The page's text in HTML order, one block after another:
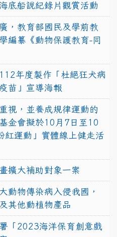
底船說紀錄片觀賞活動
，教育部國民及學前教
編纂《動物保護教育-同
年度製作「杜絕狂犬病
苗」宣導海報
視，並養成規律運動的
金會擬於10月7日至10
紅運動」實體線上健走活
擴大補助對象一案
動物傳染病入侵我國，
其他動植物產品
「2023海洋保育創意戲